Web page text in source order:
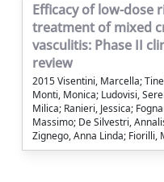
Efficacy of low-dose
treatment of mixed
vasculitis: Phase II
review
2015 Visentini, Marcella;
Monti, Monica; Ludovisi,
Milica; Ranieri, Jessica;
Massimo; De Silvestri,
Zignego, Anna Linda; Fiorilli,